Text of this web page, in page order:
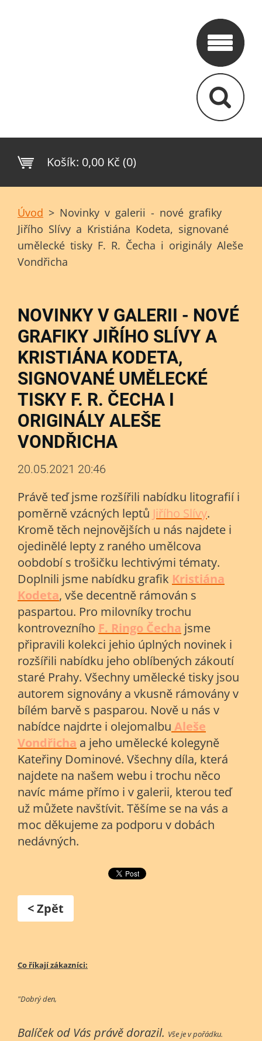
Košík: 0,00 Kč (0)
Úvod > Novinky v galerii - nové grafiky
Jiřího Slívy a Kristiána Kodeta, signované
umělecké tisky F. R. Čecha i originály Aleše
Vondřicha
NOVINKY V GALERII - NOVÉ
GRAFIKY JIŘÍHO SLÍVY A
KRISTIÁNA KODETA,
SIGNOVANÉ UMĚLECKÉ
TISKY F. R. ČECHA I
ORIGINÁLY ALEŠE
VONDŘICHA
20.05.2021 20:46
Právě teď jsme rozšířili nabídku litografií i
poměrně vzácných leptů Jiřího Slívy.
Kromě těch nejnovějších u nás najdete i
ojedinělé lepty z raného umělcova
oobdobí s trošičku lechtivými tématy.
Doplnili jsme nabídku grafik Kristiána
Kodeta, vše decentně rámován s
paspartou. Pro milovníky trochu
kontrovezního F. Ringo Čecha jsme
připravili kolekci jehio úplných novinek i
rozšířili nabídku jeho oblíbených zákoutí
staré Prahy. Všechny umělecké tisky jsou
autorem signovány a vkusně rámovány v
bílém barvě s pasparou. Nově u nás v
nabídce najdrte i olejomalbu Aleše
Vondřicha a jeho umělecké kolegyně
Kateřiny Dominové. Všechny díla, která
najdete na našem webu i trochu něco
navíc máme přímo i v galerii, kterou teď
už můžete navštívit. Těšíme se na vás a
moc děkujeme za podporu v dobách
nedávných.
< Zpět
Co říkají zákazníci:
"Dobrý den,
Balíček od Vás právě dorazil. Vše je v pořádku.